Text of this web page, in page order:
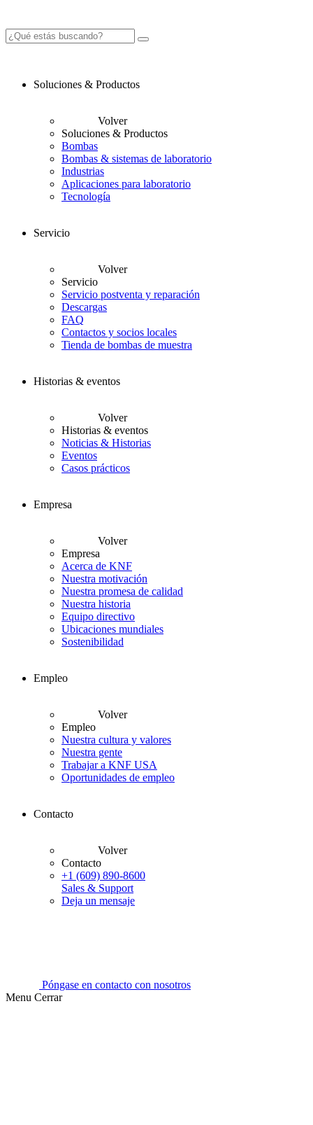
Soluciones & Productos
Volver
Soluciones & Productos
Bombas
Bombas & sistemas de laboratorio
Industrias
Aplicaciones para laboratorio
Tecnología
Servicio
Volver
Servicio
Servicio postventa y reparación
Descargas
FAQ
Contactos y socios locales
Tienda de bombas de muestra
Historias & eventos
Volver
Historias & eventos
Noticias & Historias
Eventos
Casos prácticos
Empresa
Volver
Empresa
Acerca de KNF
Nuestra motivación
Nuestra promesa de calidad
Nuestra historia
Equipo directivo
Ubicaciones mundiales
Sostenibilidad
Empleo
Volver
Empleo
Nuestra cultura y valores
Nuestra gente
Trabajar a KNF USA
Oportunidades de empleo
Contacto
Volver
Contacto
+1 (609) 890-8600
Sales & Support
Deja un mensaje
Póngase en contacto con nosotros
Menu Cerrar